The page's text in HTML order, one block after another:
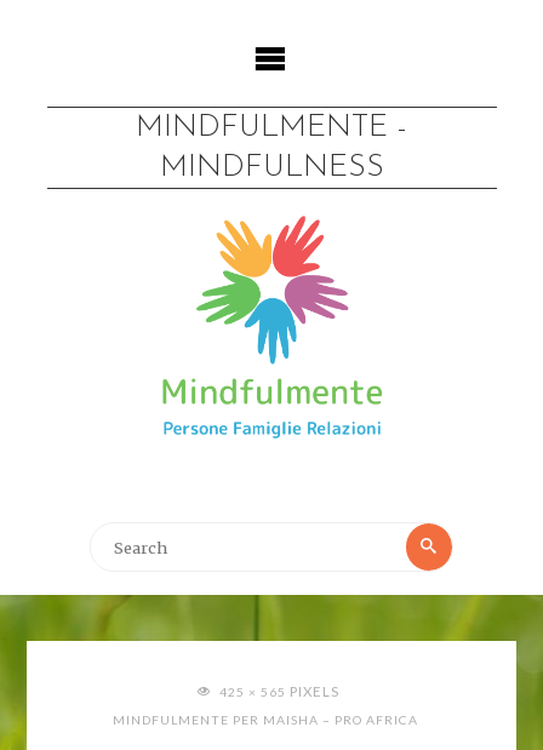
MINDFULMENTE -
MINDFULNESS
Search
Search
FULL425 × 565 PIXELS
MINDFULMENTE PER MAISHA – PRO AFRICA